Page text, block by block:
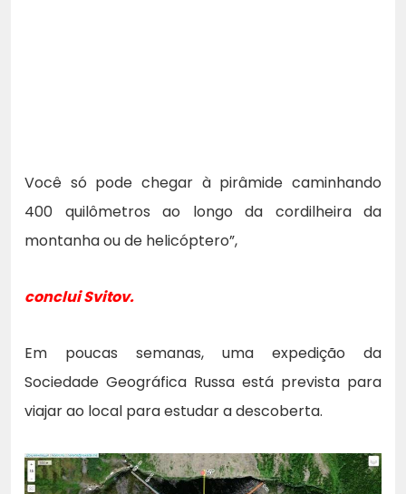
Você só pode chegar à pirâmide caminhando
400 quilômetros ao longo da cordilheira da
montanha ou de helicóptero”,
conclui Svitov.
Em poucas semanas, uma expedição da
Sociedade Geográfica Russa está prevista para
viajar ao local para estudar a descoberta.